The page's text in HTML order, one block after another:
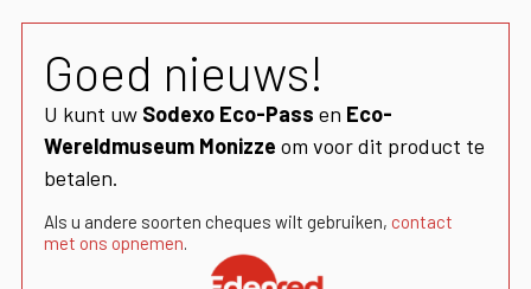
Goed nieuws!
U kunt uw Sodexo Eco-Pass en Eco-
Wereldmuseum Monizze om voor dit product te
betalen.
Als u andere soorten cheques wilt gebruiken, contact
met ons opnemen.